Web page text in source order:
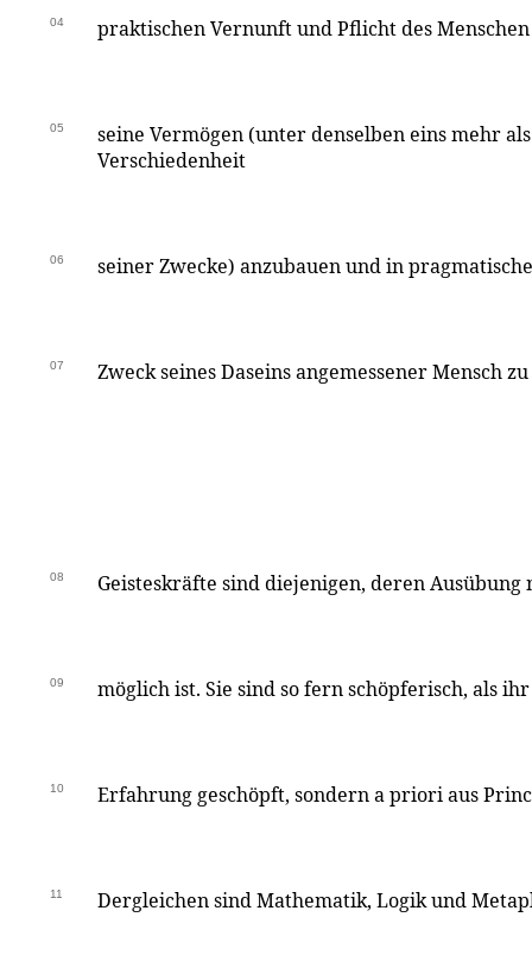
04 praktischen Vernunft und Pflicht des Menschen
05
seine Vermögen (unter denselben eins mehr
Verschiedenheit
06 seiner Zwecke) anzubauen und in
07 Zweck seines Daseins angemessener Mensch
08 Geisteskräfte sind diejenigen, deren
09 möglich ist. Sie sind so fern schöpferisch, als
10 Erfahrung geschöpft, sondern a priori aus
11 Dergleichen sind Mathematik, Logik und